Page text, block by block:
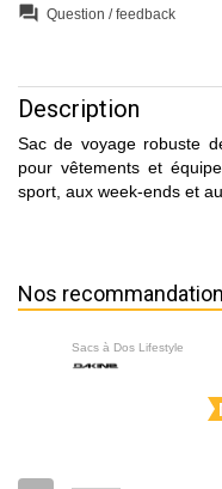
question_answer Question / feedback
Description
Sac de voyage robuste
pour vêtements et
sport, aux week-ends et
Nos
Sacs à Dos Lifestyle